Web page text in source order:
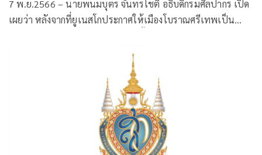
7 พ.ย.2566 – นายพนมบุตร จันทรโชติ อธิบดีกรมศิลปากร เปิด
เผยว่า หลังจากที่ยูเนสโกประกาศให้เมืองโบราณศรีเทพเป็น
ประเทศเข้ามาเที่ยวชมอุทยานประวัติศาสตร์ศรีเทพเป็นจำนวน